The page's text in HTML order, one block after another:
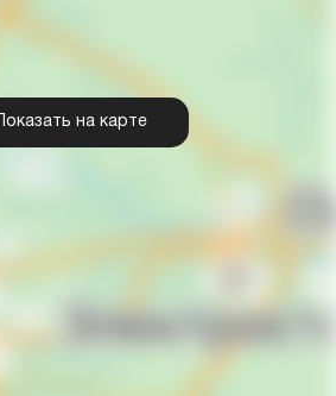
Показать на карте